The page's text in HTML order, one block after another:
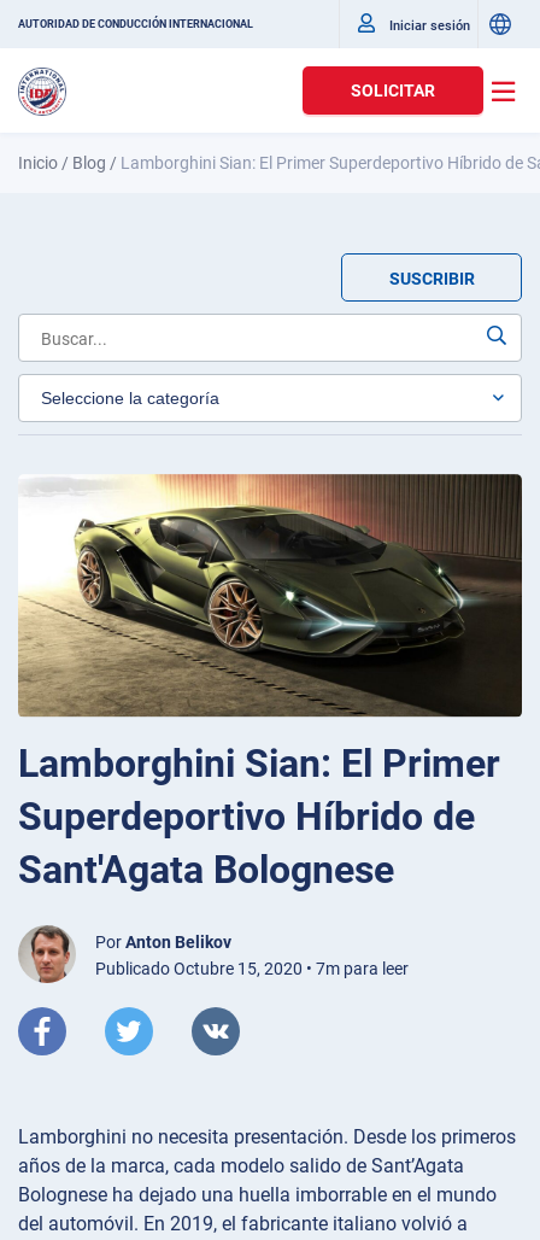
AUTORIDAD DE CONDUCCIÓN INTERNACIONAL Iniciar sesión
SOLICITAR
Inicio / Blog / Lamborghini Sian: El Primer Superdeportivo Híbrido de
SUSCRIBIR
Lamborghini Sian: El Primer
Superdeportivo Híbrido de
Sant'Agata Bolognese
PorAnton Belikov
Publicado Octubre 15, 2020 • 7m para leer
Lamborghini no necesita presentación. Desde los primeros
años de la marca, cada modelo salido de Sant’Agata
Bolognese ha dejado una huella imborrable en el mundo
del automóvil. En 2019, el fabricante italiano volvió a